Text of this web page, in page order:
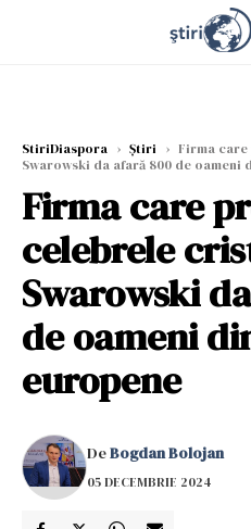
StiriDiaspora › Știri › Firma
Swarowski da afară 800 de
Firma care
celebrele
Swarowski
de oameni
europene
DeBogdan Bolojan
05 DECEMBRIE 2024